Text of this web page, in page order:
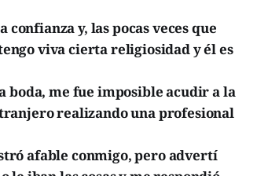
y, las pocas veces que
viva cierta religiosidad y él es
boda, me fue imposible acudir a la
realizando una profesional
afable conmigo, pero advertí